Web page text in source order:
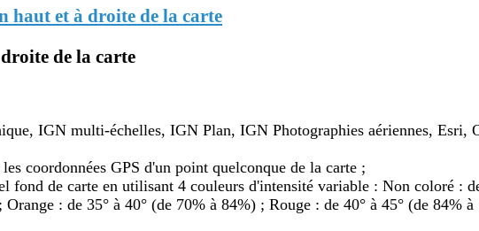
haut et à droite de la carte
de la carte
IGN multi-échelles, IGN Plan, IGN Photographies aériennes, Esri,
coordonnées GPS d'un point quelconque de la carte ;
fond de carte en utilisant 4 couleurs d'intensité variable : Non coloré :
: de 35° à 40° (de 70% à 84%) ; Rouge : de 40° à 45° (de 84%